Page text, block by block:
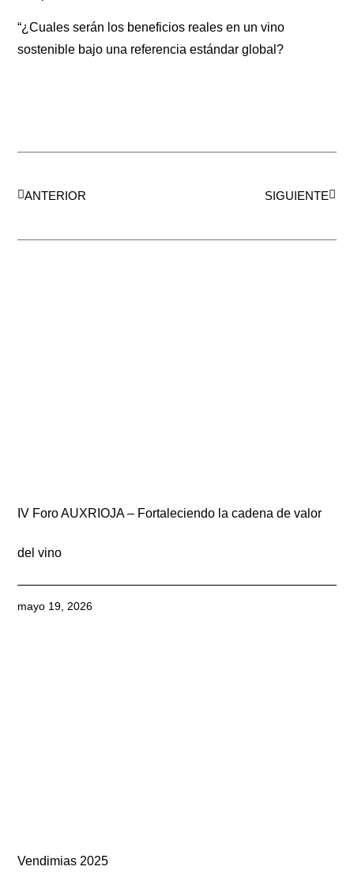
“¿Cuales serán los beneficios reales en un vino
sostenible bajo una referencia estándar global?
ANTERIOR SIGUIENTE
IV Foro AUXRIOJA – Fortaleciendo la cadena de valor
del vino
mayo 19, 2026
Vendimias 2025